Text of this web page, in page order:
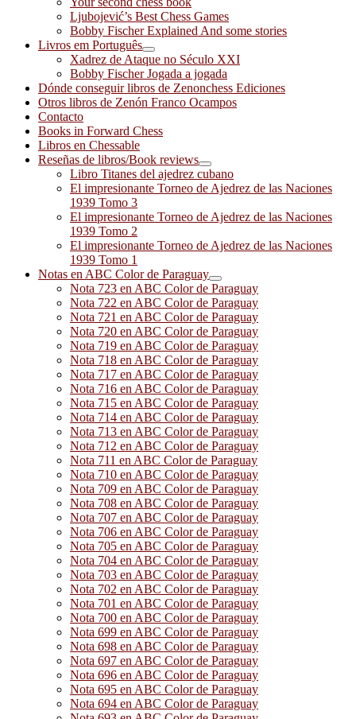
Ljubojević’s Best Chess Games
Bobby Fischer Explained And some stories
Livros em Português
Xadrez de Ataque no Século XXI
Bobby Fischer Jogada a jogada
Dónde conseguir libros de Zenonchess Ediciones
Otros libros de Zenón Franco Ocampos
Contacto
Books in Forward Chess
Libros en Chessable
Reseñas de libros/Book reviews
Libro Titanes del ajedrez cubano
El impresionante Torneo de Ajedrez de las Naciones
1939 Tomo 3
El impresionante Torneo de Ajedrez de las Naciones
1939 Tomo 2
El impresionante Torneo de Ajedrez de las Naciones
1939 Tomo 1
Notas en ABC Color de Paraguay
Nota 723 en ABC Color de Paraguay
Nota 722 en ABC Color de Paraguay
Nota 721 en ABC Color de Paraguay
Nota 720 en ABC Color de Paraguay
Nota 719 en ABC Color de Paraguay
Nota 718 en ABC Color de Paraguay
Nota 717 en ABC Color de Paraguay
Nota 716 en ABC Color de Paraguay
Nota 715 en ABC Color de Paraguay
Nota 714 en ABC Color de Paraguay
Nota 713 en ABC Color de Paraguay
Nota 712 en ABC Color de Paraguay
Nota 711 en ABC Color de Paraguay
Nota 710 en ABC Color de Paraguay
Nota 709 en ABC Color de Paraguay
Nota 708 en ABC Color de Paraguay
Nota 707 en ABC Color de Paraguay
Nota 706 en ABC Color de Paraguay
Nota 705 en ABC Color de Paraguay
Nota 704 en ABC Color de Paraguay
Nota 703 en ABC Color de Paraguay
Nota 702 en ABC Color de Paraguay
Nota 701 en ABC Color de Paraguay
Nota 700 en ABC Color de Paraguay
Nota 699 en ABC Color de Paraguay
Nota 698 en ABC Color de Paraguay
Nota 697 en ABC Color de Paraguay
Nota 696 en ABC Color de Paraguay
Nota 695 en ABC Color de Paraguay
Nota 694 en ABC Color de Paraguay